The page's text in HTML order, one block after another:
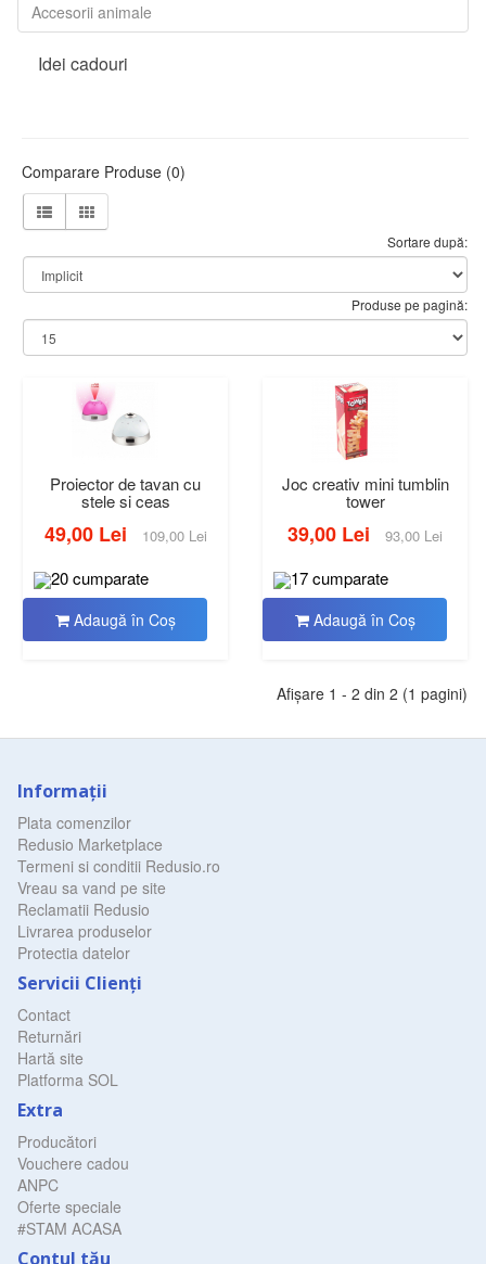
Accesorii animale
Idei cadouri
Comparare Produse (0)
Sortare după:
Produse pe pagină:
Proiector de tavan cu
stele si ceas
49,00 Lei 109,00 Lei
20 cumparate
Adaugă în Coş
Joc creativ mini tumblin
tower
39,00 Lei 93,00 Lei
17 cumparate
Adaugă în Coş
Afişare 1 - 2 din 2 (1 pagini)
Informaţii
Plata comenzilor
Redusio Marketplace
Termeni si conditii Redusio.ro
Vreau sa vand pe site
Reclamatii Redusio
Livrarea produselor
Protectia datelor
Servicii Clienţi
Contact
Returnări
Hartă site
Platforma SOL
Extra
Producători
Vouchere cadou
ANPC
Oferte speciale
#STAM ACASA
Contul tău